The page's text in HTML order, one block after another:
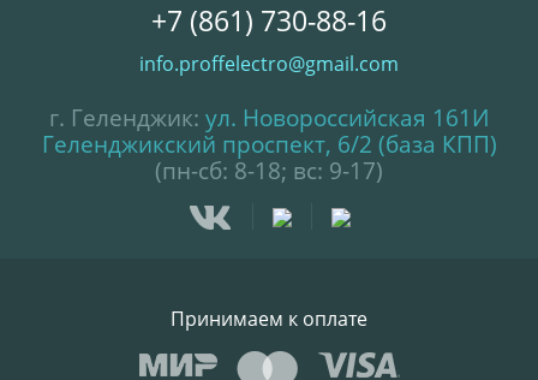
+7 (861) 730-88-16
info.proffelectro@gmail.com
г. Геленджик: ул. Новороссийская 161И
Геленджикский проспект, 6/2 (база КПП)
(пн-сб: 8-18; вс: 9-17)
Принимаем к оплате